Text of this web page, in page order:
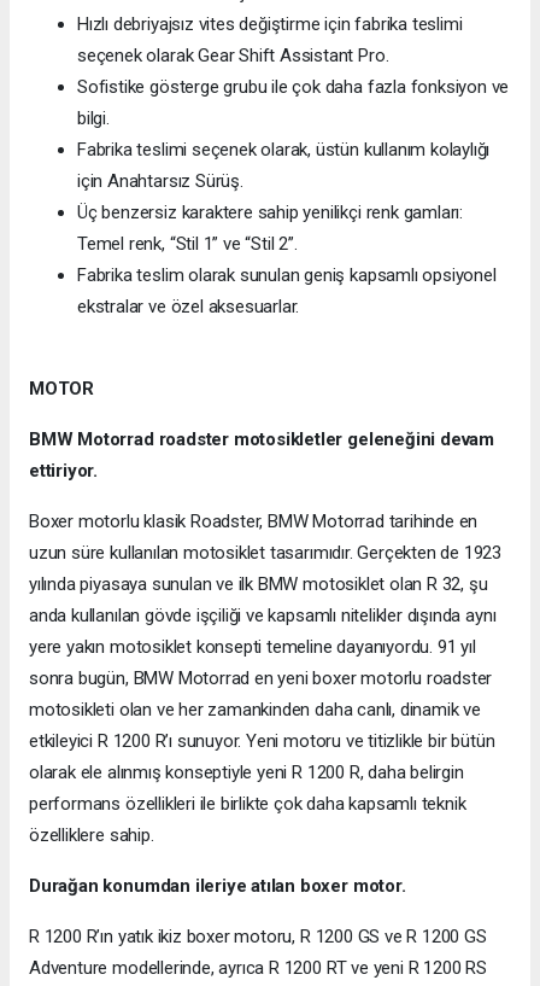
Hızlı debriyajsız vites değiştirme için fabrika teslimi
seçenek olarak Gear Shift Assistant Pro.
Sofistike gösterge grubu ile çok daha fazla fonksiyon ve
bilgi.
Fabrika teslimi seçenek olarak, üstün kullanım kolaylığı
için Anahtarsız Sürüş.
Üç benzersiz karaktere sahip yenilikçi renk gamları:
Temel renk, “Stil 1” ve “Stil 2”.
Fabrika teslim olarak sunulan geniş kapsamlı opsiyonel
ekstralar ve özel aksesuarlar.
MOTOR
BMW Motorrad roadster motosikletler geleneğini devam
ettiriyor.
Boxer motorlu klasik Roadster, BMW Motorrad tarihinde en
uzun süre kullanılan motosiklet tasarımıdır. Gerçekten de 1923
yılında piyasaya sunulan ve ilk BMW motosiklet olan R 32, şu
anda kullanılan gövde işçiliği ve kapsamlı nitelikler dışında aynı
yere yakın motosiklet konsepti temeline dayanıyordu. 91 yıl
sonra bugün, BMW Motorrad en yeni boxer motorlu roadster
motosikleti olan ve her zamankinden daha canlı, dinamik ve
etkileyici R 1200 R’ı sunuyor. Yeni motoru ve titizlikle bir bütün
olarak ele alınmış konseptiyle yeni R 1200 R, daha belirgin
performans özellikleri ile birlikte çok daha kapsamlı teknik
özelliklere sahip.
Durağan konumdan ileriye atılan boxer motor.
R 1200 R’ın yatık ikiz boxer motoru, R 1200 GS ve R 1200 GS
Adventure modellerinde, ayrıca R 1200 RT ve yeni R 1200 RS